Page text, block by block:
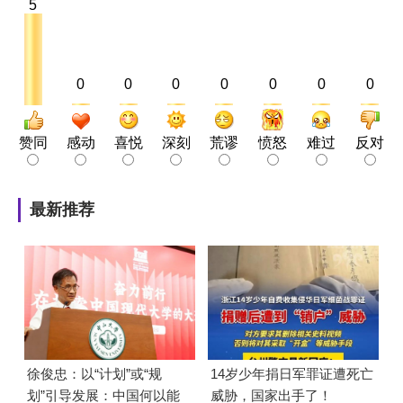
5
赞同
0
感动
0
喜悦
0
深刻
0
荒谬
0
愤怒
0
难过
0
反对
最新推荐
徐俊忠：以“计划”或“规
划”引导发展：中国何以能
14岁少年捐日军罪证遭死亡
威胁，国家出手了！